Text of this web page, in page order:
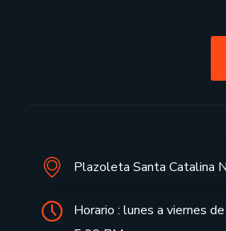
Plazoleta Santa Catalina
Horario : lunes a viernes